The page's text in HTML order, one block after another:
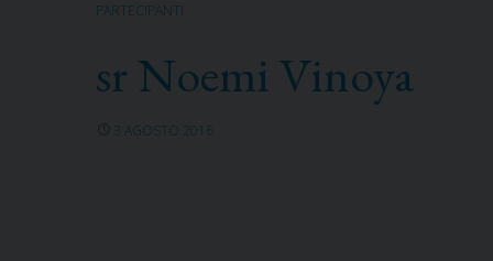
PARTECIPANTI
sr Noemi Vinoya
3 AGOSTO 2016